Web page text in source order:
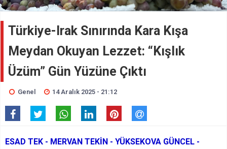
Türkiye-Irak Sınırında Kara Kışa
Meydan Okuyan Lezzet: “Kışlık
Üzüm” Gün Yüzüne Çıktı
Genel 14 Aralık 2025 - 21:12
ESAD TEK - MERVAN TEKİN - YÜKSEKOVA GÜNCEL -